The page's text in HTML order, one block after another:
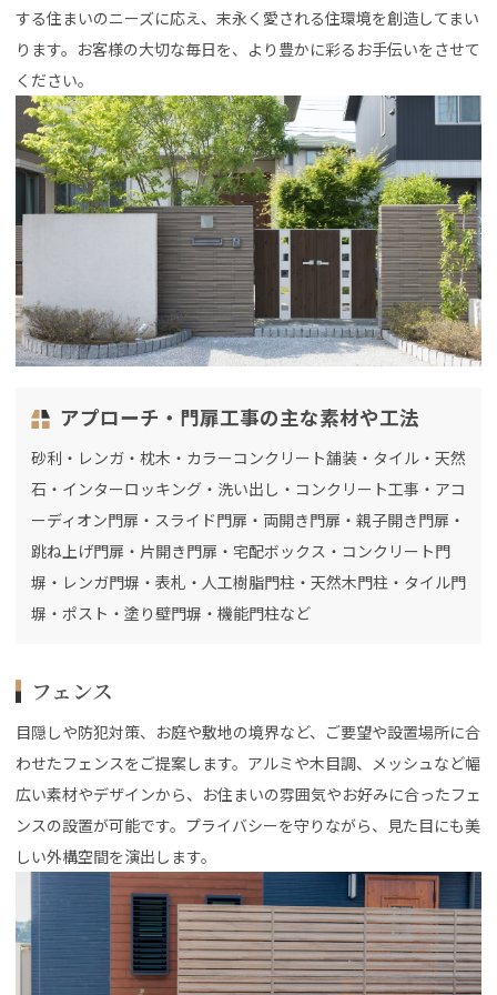
する住まいのニーズに応え、末永く愛される住環境を創造してまい
ります。お客様の大切な毎日を、より豊かに彩るお手伝いをさせて
ください。
アプローチ・門扉工事の主な素材や工法
砂利・レンガ・枕木・カラーコンクリート舗装・タイル・天然
石・インターロッキング・洗い出し・コンクリート工事・アコ
ーディオン門扉・スライド門扉・両開き門扉・親子開き門扉・
跳ね上げ門扉・片開き門扉・宅配ボックス・コンクリート門
塀・レンガ門塀・表札・人工樹脂門柱・天然木門柱・タイル門
塀・ポスト・塗り壁門塀・機能門柱など
フェンス
目隠しや防犯対策、お庭や敷地の境界など、ご要望や設置場所に合
わせたフェンスをご提案します。アルミや木目調、メッシュなど幅
広い素材やデザインから、お住まいの雰囲気やお好みに合ったフェ
ンスの設置が可能です。プライバシーを守りながら、見た目にも美
しい外構空間を演出します。